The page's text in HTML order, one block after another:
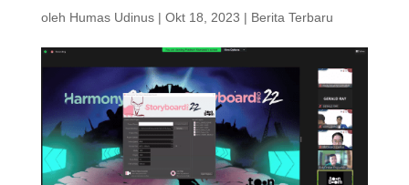
oleh Humas Udinus| Okt 18, 2023 | Berita Terbaru